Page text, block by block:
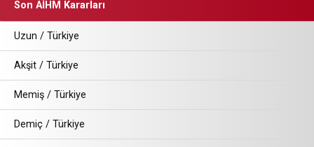
Son AİHM Kararları
Uzun / Türkiye
Akşit / Türkiye
Memiş / Türkiye
Demiç / Türkiye